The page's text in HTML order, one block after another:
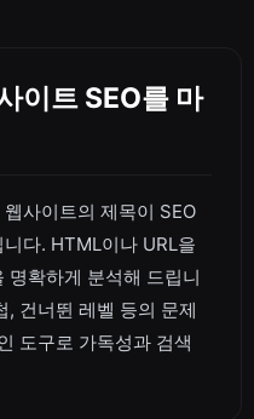
이트 SEO를 마
사이트의 제목이 SEO
다. HTML이나 URL을
명확하게 분석해 드립니
, 건너뛴 레벨 등의 문제
도구로 가독성과 검색